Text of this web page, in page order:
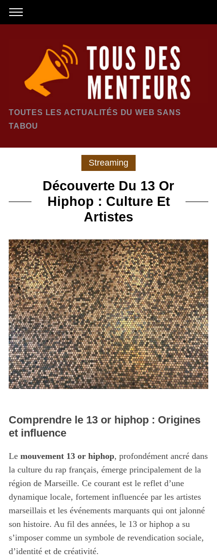
TOUTES LES ACTUALITÉS DU WEB SANS
TABOU
Streaming
Découverte Du 13 Or
Hiphop : Culture Et
Artistes
Comprendre le 13 or hiphop : Origines
et influence
Le mouvement 13 or hiphop, profondément ancré dans
la culture du rap français, émerge principalement de la
région de Marseille. Ce courant est le reflet d’une
dynamique locale, fortement influencée par les artistes
marseillais et les événements marquants qui ont jalonné
son histoire. Au fil des années, le 13 or hiphop a su
s’imposer comme un symbole de revendication sociale,
d’identité et de créativité.